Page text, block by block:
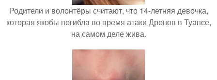
Родители и волонтёры считают, что 14-летняя девочка,
которая якобы погибла во время атаки Дронов в Туапсе,
на самом деле жива.